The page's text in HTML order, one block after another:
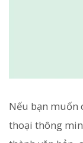
Nếu bạn muốn
thoại thông